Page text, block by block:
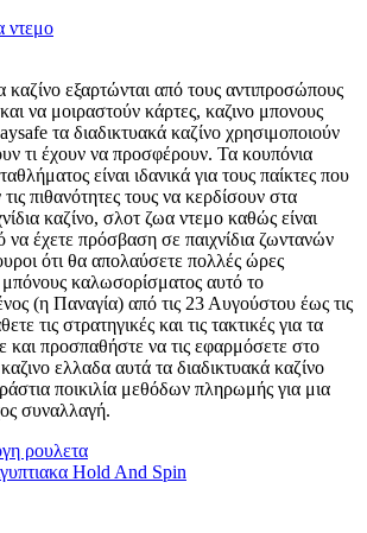
ντεμο
καζίνο εξαρτώνται από τους αντιπροσώπους
να μοιραστούν κάρτες, καζινο μπονους
τα διαδικτυακά καζίνο χρησιμοποιούν
τι έχουν να προσφέρουν. Τα κουπόνια
είναι ιδανικά για τους παίκτες που
πιθανότητες τους να κερδίσουν στα
καζίνο, σλοτ ζωα ντεμο καθώς είναι
να έχετε πρόσβαση σε παιχνίδια ζωντανών
ότι θα απολαύσετε πολλές ώρες
καλωσορίσματος αυτό το
(η Παναγία) από τις 23 Αυγούστου έως τις
τις στρατηγικές και τις τακτικές για τα
και προσπαθήστε να τις εφαρμόσετε στο
ελλαδα αυτά τα διαδικτυακά καζίνο
ποικιλία μεθόδων πληρωμής για μια
συναλλαγή.
ρουλετα
Hold And Spin